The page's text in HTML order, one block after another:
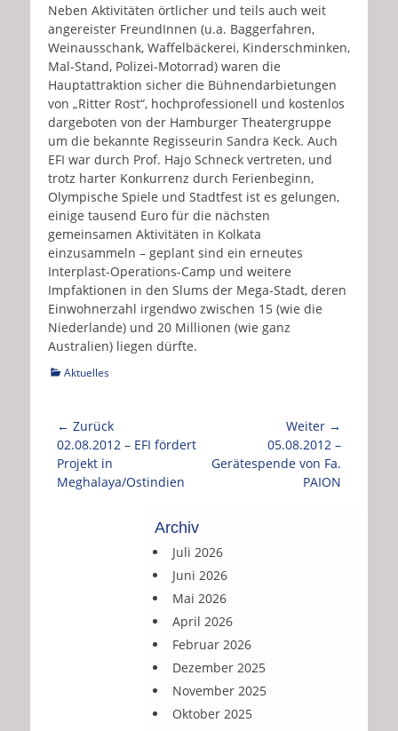
Neben Aktivitäten örtlicher und teils auch weit
angereister FreundInnen (u.a. Baggerfahren,
Weinausschank, Waffelbäckerei, Kinderschminken,
Mal-Stand, Polizei-Motorrad) waren die
Hauptattraktion sicher die Bühnendarbietungen
von „Ritter Rost“, hochprofessionell und kostenlos
dargeboten von der Hamburger Theatergruppe
um die bekannte Regisseurin Sandra Keck. Auch
EFI war durch Prof. Hajo Schneck vertreten, und
trotz harter Konkurrenz durch Ferienbeginn,
Olympische Spiele und Stadtfest ist es gelungen,
einige tausend Euro für die nächsten
gemeinsamen Aktivitäten in Kolkata
einzusammeln – geplant sind ein erneutes
Interplast-Operations-Camp und weitere
Impfaktionen in den Slums der Mega-Stadt, deren
Einwohnerzahl irgendwo zwischen 15 (wie die
Niederlande) und 20 Millionen (wie ganz
Australien) liegen dürfte.
Kategorien
Aktuelles
Beitragsnavigation
← Zurück
Vorhergehender
Beitrag:
02.08.2012 – EFI fördert
Projekt in
Meghalaya/Ostindien
Weiter →
Beitrag:
05.08.2012 –
Gerätespende von Fa.
PAION
Archiv
Juli 2026
Juni 2026
Mai 2026
April 2026
Februar 2026
Dezember 2025
November 2025
Oktober 2025